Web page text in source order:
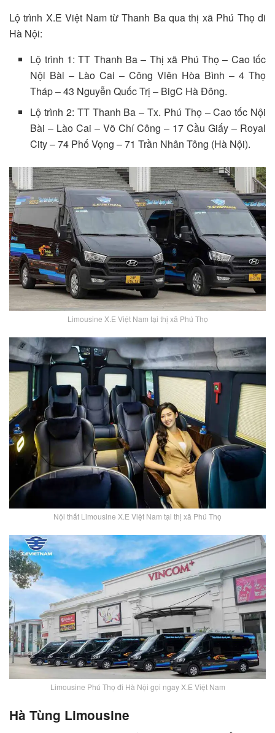
Lộ trình X.E Việt Nam từ Thanh Ba qua thị xã Phú Thọ đi
Hà Nội:
Lộ trình 1: TT Thanh Ba – Thị xã Phú Thọ – Cao tốc
Nội Bài – Lào Cai – Công Viên Hòa Bình – 4 Thọ
Tháp – 43 Nguyễn Quốc Trị – BigC Hà Đông.
Lộ trình 2: TT Thanh Ba – Tx. Phú Thọ – Cao tốc Nội
Bài – Lào Cai – Võ Chí Công – 17 Cầu Giấy – Royal
City – 74 Phố Vọng – 71 Trần Nhân Tông (Hà Nội).
Limousine X.E Việt Nam tại thị xã Phú Thọ
Nội thất Limousine X.E Việt Nam tại thị xã Phú Thọ
Limousine Phú Thọ đi Hà Nội gọi ngay X.E Việt Nam
Hà Tùng Limousine